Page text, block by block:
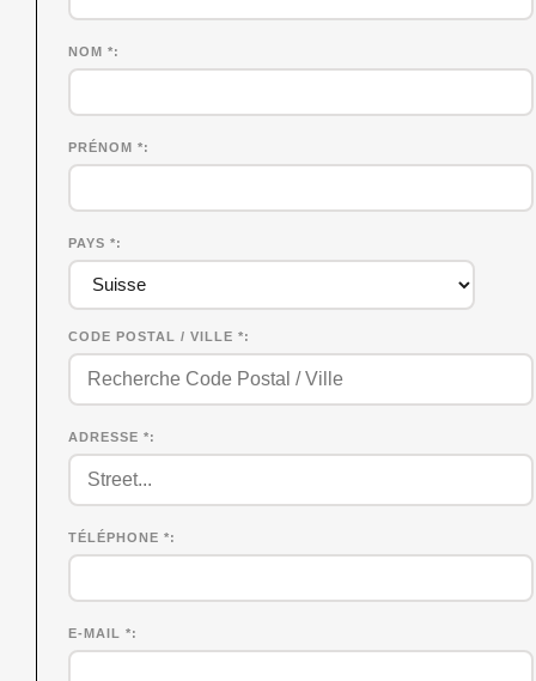
NOM*
PRÉNOM*
PAYS *
CODE POSTAL / VILLE *
ADRESSE *
TÉLÉPHONE *
E-MAIL *